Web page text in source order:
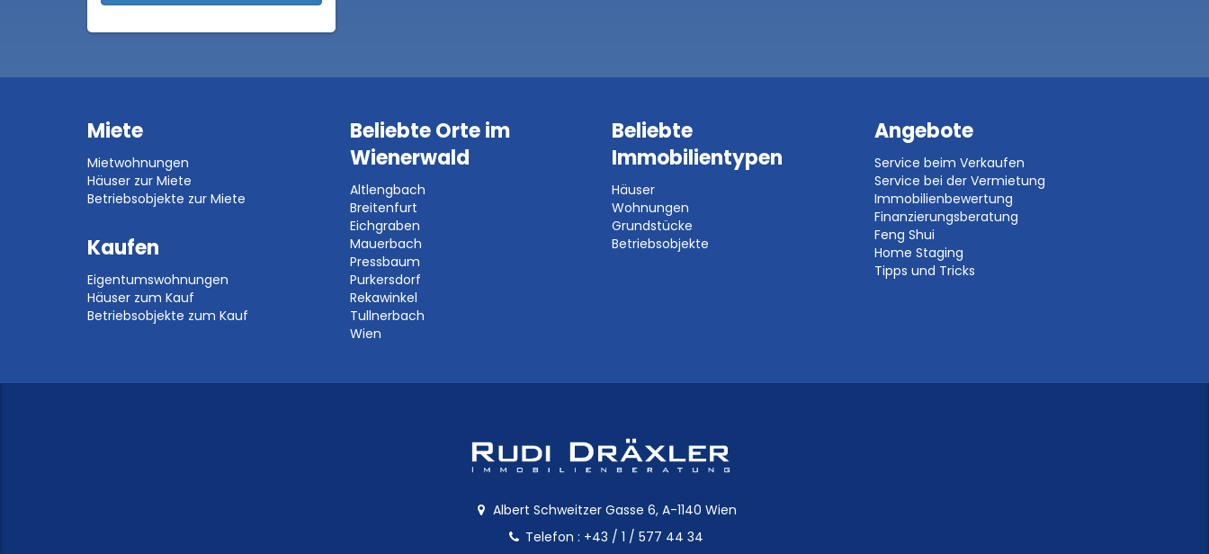
Miete
Mietwohnungen
Häuser zur Miete
Betriebsobjekte zur Miete
Kaufen
Eigentumswohnungen
Häuser zum Kauf
Betriebsobjekte zum Kauf
Beliebte Orte im
Wienerwald
Altlengbach
Breitenfurt
Eichgraben
Mauerbach
Pressbaum
Purkersdorf
Rekawinkel
Tullnerbach
Wien
Beliebte
Immobilientypen
Häuser
Wohnungen
Grundstücke
Betriebsobjekte
Angebote
Service beim Verkaufen
Service bei der Vermietung
Immobilienbewertung
Finanzierungsberatung
Feng Shui
Home Staging
Tipps und Tricks
Albert Schweitzer Gasse 6, A-1140 Wien
Telefon : +43 / 1 / 577 44 34